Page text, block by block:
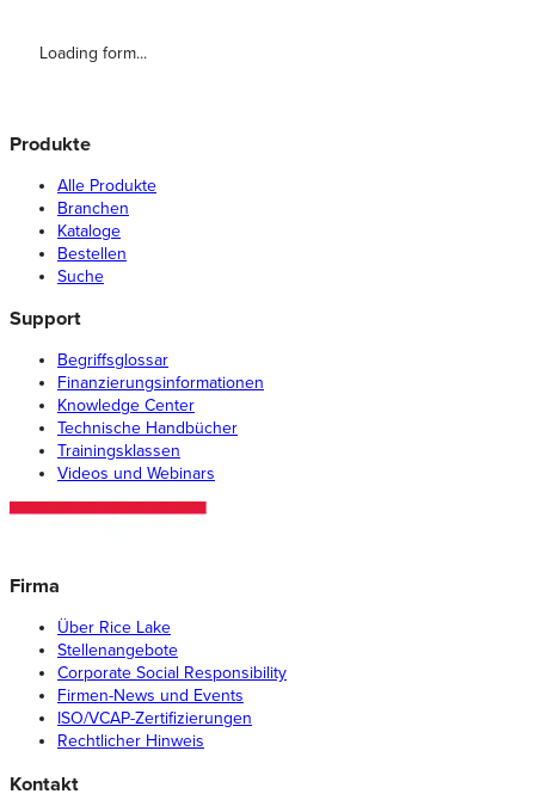
Loading form...
Produkte
Alle Produkte
Branchen
Kataloge
Bestellen
Suche
Support
Begriffsglossar
Finanzierungsinformationen
Knowledge Center
Technische Handbücher
Trainingsklassen
Videos und Webinars
Firma
Über Rice Lake
Stellenangebote
Corporate Social Responsibility
Firmen-News und Events
ISO/VCAP-Zertifizierungen
Rechtlicher Hinweis
Kontakt